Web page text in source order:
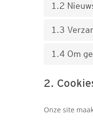
1.2
1.3
1.4 Om
2.
Onze site